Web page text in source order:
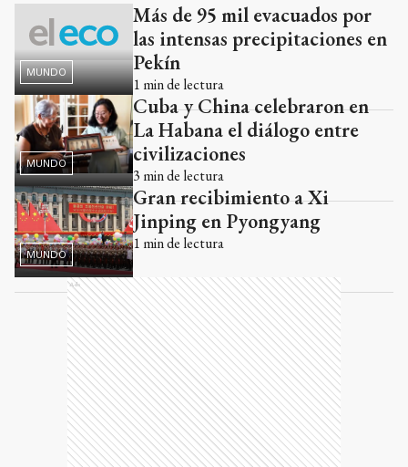
MUNDO
Más de 95 mil evacuados por
las intensas precipitaciones en
Pekín
1 min de lectura
MUNDO
Cuba y China celebraron en
La Habana el diálogo entre
civilizaciones
3 min de lectura
MUNDO
Gran recibimiento a Xi
Jinping en Pyongyang
1 min de lectura
Ads